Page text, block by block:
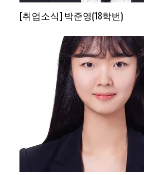
[취업소식] 박준영(18학번)